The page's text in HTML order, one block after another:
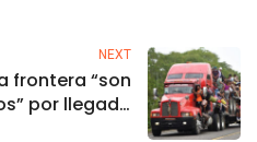
NEXT
frontera “son
por llegada